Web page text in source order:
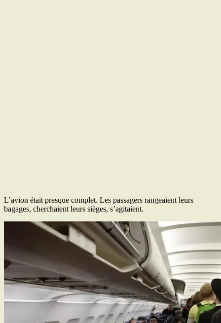
L’avion était presque complet. Les passagers rangeaient leurs
bagages, cherchaient leurs sièges, s’agitaient.